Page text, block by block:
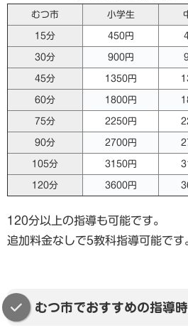
むつ市 小学生
15分 450円
30分 900円
45分 1350円
60分 1800円
75分 2250円
90分 2700円
105分 3150円
120分 3600円
120分以上の指導も可能です。
追加料金なしで5教科指導可能です
むつ市でおすすめの指導